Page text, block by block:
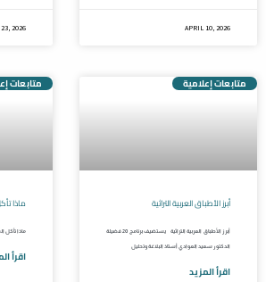
23, 2026 APRIL 10, 2026
متابعات
ماذا
ماذا تأكل
اقرأ
متابعات إعلامية
أبرز الأطباق العربية التراثية
أبرز الأطباق العربية التراثية يستضيف برنامج 20 فضيلة
الدكتور سعيد العوادي أستاذ البلاغة وتحليل
اقرأ المزيد